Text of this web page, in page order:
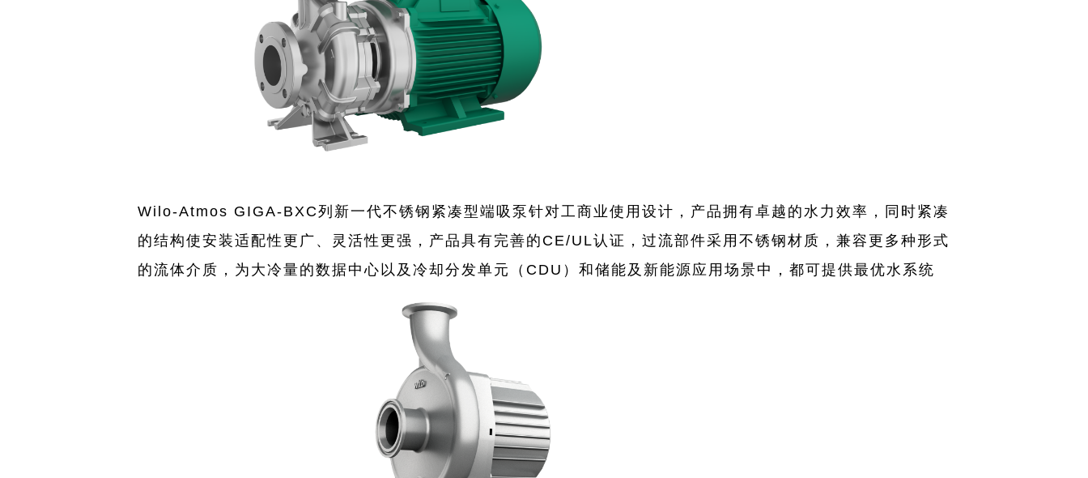
Wilo-Atmos GIGA-BXC列新一代不锈钢紧凑型端吸泵针对工商业使用设计，产品拥有卓越的水力效率，同时紧凑
的结构使安装适配性更广、灵活性更强，产品具有完善的CE/UL认证，过流部件采用不锈钢材质，兼容更多种形式
的流体介质，为大冷量的数据中心以及冷却分发单元（ CDU ）和储能及新能源应用场景中，都可提供最优水系统